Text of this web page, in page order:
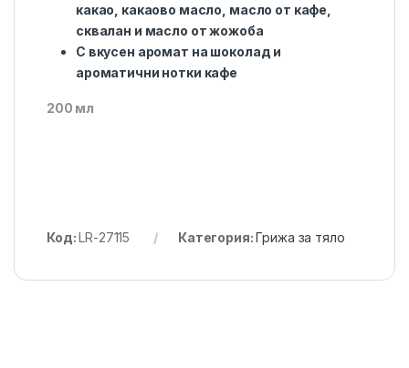
какао, какаово масло, масло от кафе,
сквалан и масло от жожоба
С вкусен аромат на шоколад и
ароматични нотки кафе
200 мл
Код: LR-27115 Категория: Грижа за тяло